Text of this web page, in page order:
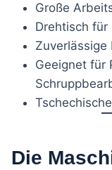
Große
Drehtisch für
Zuverlässige
Geeignet für
Die